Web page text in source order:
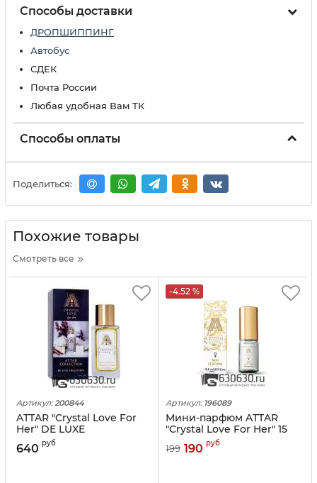
Способы доставки
ДРОПШИППИНГ
Автобус
СДЕК
Почта России
Любая удобная Вам ТК
Способы оплаты
Поделиться:
Похожие товары
Смотреть все
Артикул: 200844
ATTAR "Crystal Love For
Her" DE LUXE
COLLECTION 55 ml
640 руб
-4.52 %
Артикул: 196089
Мини-парфюм ATTAR
"Crystal Love For Her" 15
199 190 руб